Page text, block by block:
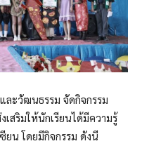
ละวัฒนธรรม จัดกิจกรรม
เสริมให้นักเรียนได้มีความรู้
ยน โดยมีกิจกรรม ดังนี